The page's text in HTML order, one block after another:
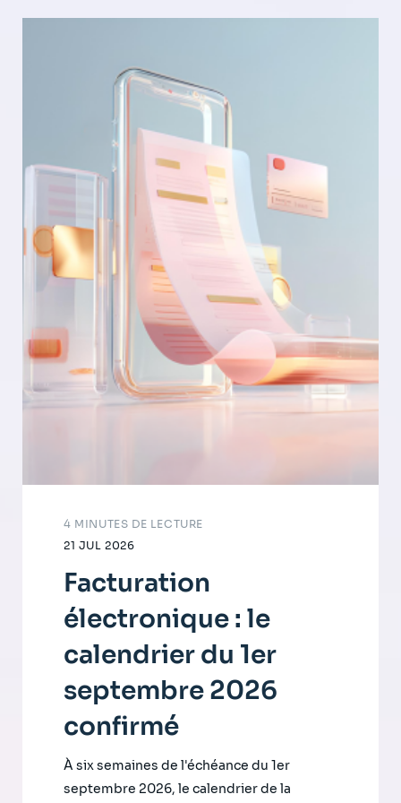
21 JUL 2026
4 MINUTES DE LECTURE
Facturation
électronique : le
calendrier du 1er
septembre 2026
confirmé
À six semaines de l'échéance du 1er
septembre 2026, le calendrier de la